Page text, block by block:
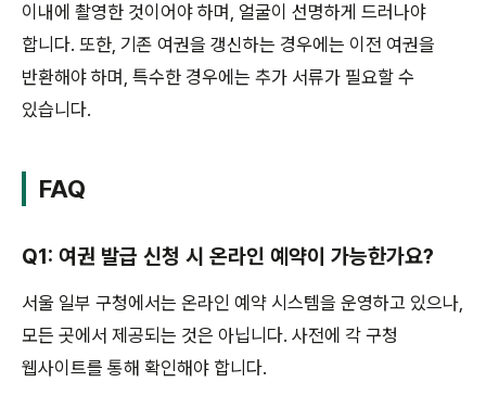
이내에 촬영한 것이어야 하며, 얼굴이 선명하게 드러나야
합니다. 또한, 기존 여권을 갱신하는 경우에는 이전 여권을
반환해야 하며, 특수한 경우에는 추가 서류가 필요할 수
있습니다.
FAQ
Q1: 여권 발급 신청 시 온라인 예약이 가능한가요?
서울 일부 구청에서는 온라인 예약 시스템을 운영하고 있으나,
모든 곳에서 제공되는 것은 아닙니다. 사전에 각 구청
웹사이트를 통해 확인해야 합니다.